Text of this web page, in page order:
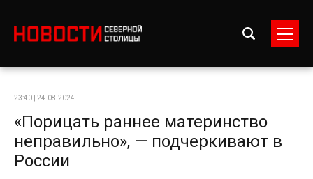
23:40 | 24-08-2024
«Порицать раннее материнство
неправильно», — подчеркивают в
России